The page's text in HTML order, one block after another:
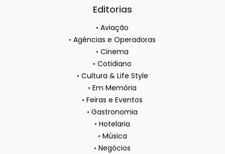
Editorias
Aviação
Agências e Operadoras
Cinema
Cotidiano
Cultura & Life Style
Em Memória
Feiras e Eventos
Gastronomia
Hotelaria
Música
Negócios